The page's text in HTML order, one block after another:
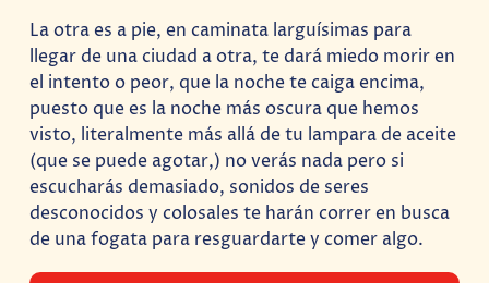
La otra es a pie, en caminata larguísimas para
llegar de una ciudad a otra, te dará miedo morir en
el intento o peor, que la noche te caiga encima,
puesto que es la noche más oscura que hemos
visto, literalmente más allá de tu lampara de aceite
(que se puede agotar,) no verás nada pero si
escucharás demasiado, sonidos de seres
desconocidos y colosales te harán correr en busca
de una fogata para resguardarte y comer algo.